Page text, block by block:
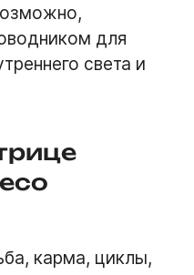
для
света и
карма, циклы,